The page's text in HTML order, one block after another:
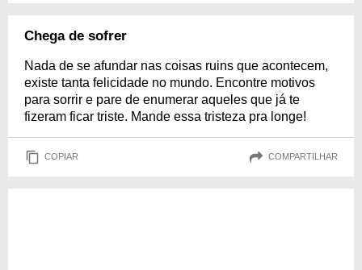
Chega de sofrer
Nada de se afundar nas coisas ruins que acontecem,
existe tanta felicidade no mundo. Encontre motivos
para sorrir e pare de enumerar aqueles que já te
fizeram ficar triste. Mande essa tristeza pra longe!
COPIAR COMPARTILHAR